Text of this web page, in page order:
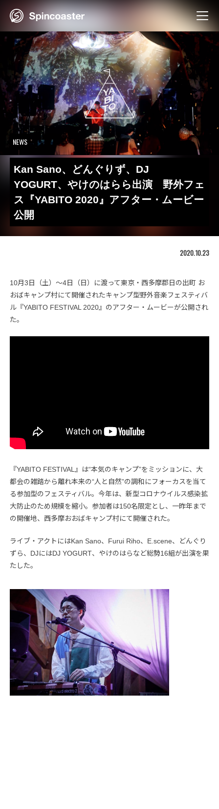
NEWS
Kan Sano、どんぐりず、DJ
YOGURT、やけのはらら出演 野外フェ
ス『YABITO 2020』アフター・ムービー
公開
2020.10.23
10月3日（土）〜4日（日）に渡って東京・西多摩郡日の出町 お
おばキャンプ村にて開催されたキャンプ型野外音楽フェスティバ
ル『YABITO FESTIVAL 2020』のアフター・ムービーが公開され
た。
『YABITO FESTIVAL』は“本気のキャンプ”をミッションに、大
都会の雑踏から離れ本来の“人と自然”の調和にフォーカスを当て
る参加型のフェスティバル。今年は、新型コロナウイルス感染拡
大防止のため規模を縮小。参加者は150名限定とし、一昨年まで
の開催地、西多摩おおばキャンプ村にて開催された。
ライブ・アクトにはKan Sano、Furui Riho、E.scene、どんぐり
ずら、DJにはDJ YOGURT、やけのはらなど総勢16組が出演を果
たした。